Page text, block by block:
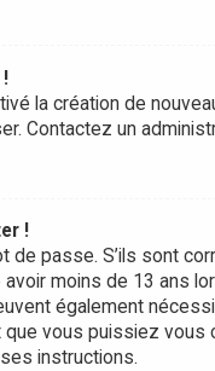
la création de
Contactez un
!
de passe. S’ils sont
moins de 13 ans
également
vous puissiez
instructions.